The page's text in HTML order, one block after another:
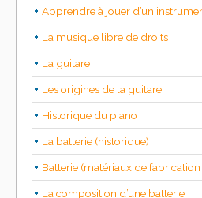
Apprendre à jouer d’un
La musique libre de droits
La guitare
Les origines de la guitare
Historique du piano
La batterie (historique)
Batterie (matériaux de
La composition d’une batterie